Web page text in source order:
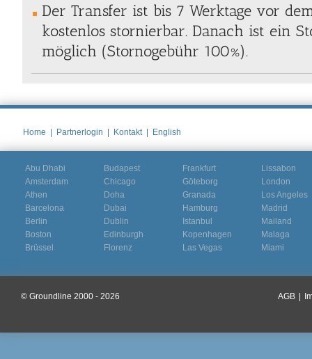
Der Transfer ist bis 7 Werktage vor
kostenlos stornierbar. Danach ist ein
möglich (Stornogebühr 100%).
Home | Partnerlogin | Kontakt | English
Abu Dhabi
Amsterdam
Athen
Barcelona
Berlin
Boston
Brüssel
Budapest
Chicago
Doha
Dubai
Dublin
Edinburgh
Florenz
Frankfurt
Göteborg
Granada
Hamburg
Istanbul
Kopenhagen
Las Vegas
Lissabon
London
Los Angeles
Madrid
Mailand
Malaga
Miami
© Groundline 2000 - 2026 AGB |